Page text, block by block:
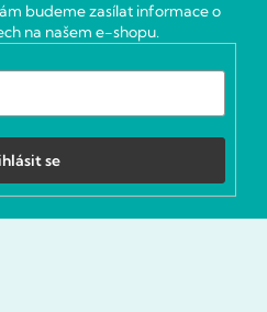
budeme zasílat informace o
na našem e-shopu.
se